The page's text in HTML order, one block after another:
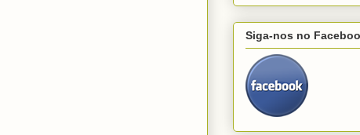
Siga-nos no